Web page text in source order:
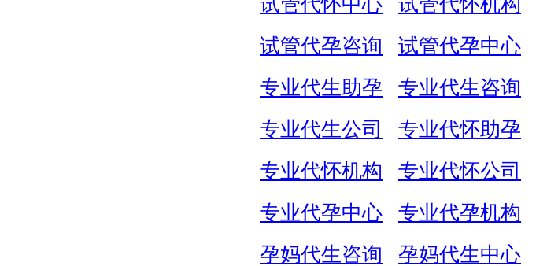
试管代孕咨询
试管代孕中心
专业代生助孕
专业代生咨询
专业代生公司
专业代怀助孕
专业代怀机构
专业代怀公司
专业代孕中心
专业代孕机构
孕妈代生咨询
孕妈代生中心